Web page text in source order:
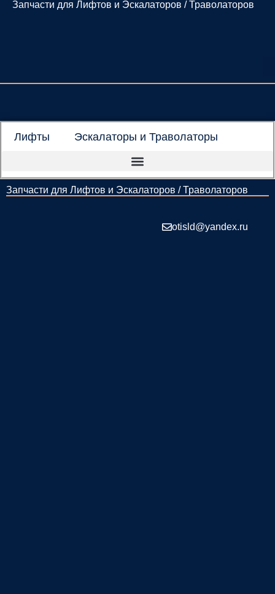
Перейти
Запчасти для Лифтов и Эскалаторов / Траволаторов
Лифты Эскалаторы и Траволаторы
Запчасти для Лифтов и Эскалаторов / Траволаторов
otisld@yandex.ru